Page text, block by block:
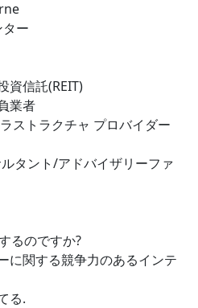
ー
資信託(REIT)
業者
ストラクチャ プロバイダー
タント/アドバイザリーファ
るのですか?
に関する競争力のあるインテ
る.